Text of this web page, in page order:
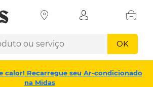
OK
calor! Recarregue seu Ar-condicionado
na Midas